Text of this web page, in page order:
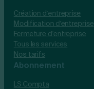
Création d’entreprise
Modification d’entreprise
Fermeture d’entreprise
Tous les services
Nos tarifs
Abonnement
LS Compta